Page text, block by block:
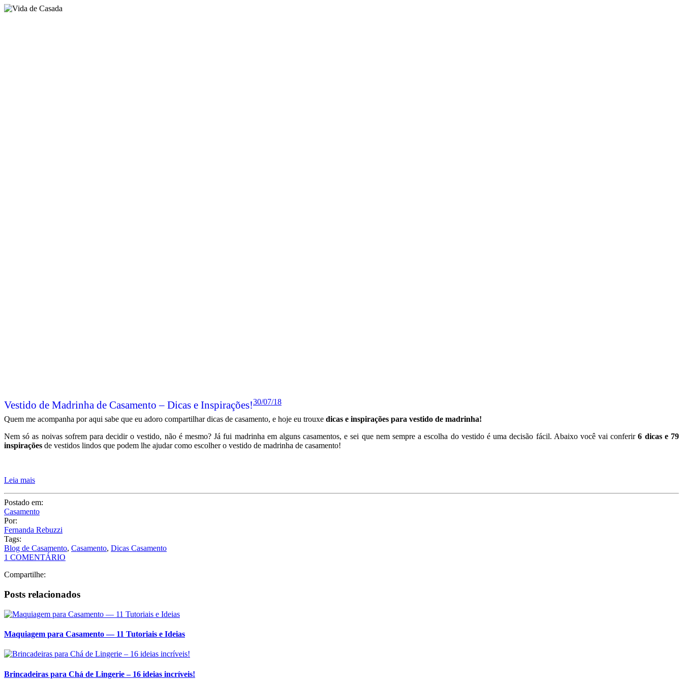
Vestido de Madrinha de Casamento – Dicas e Inspirações!
Quem me acompanha por aqui sabe que eu adoro compartilhar dicas de casamento, e hoje eu trouxe
dicas e inspirações para vestido de madrinha!
Nem só as noivas sofrem para decidir o vestido, não é mesmo? Já fui madrinha em alguns casamentos, e sei que nem sempre a escolha do vestido é uma decisão fácil. Abaixo você vai conferir
6 dicas e 79
inspiraçõesde vestidos lindos que podem lhe ajudar como escolher o vestido de madrinha de casamento!
Postado em:
Casamento
Por:
Fernanda Rebuzzi
Tags:
Blog de Casamento
1 COMENTÁRIO
Posts relacionados